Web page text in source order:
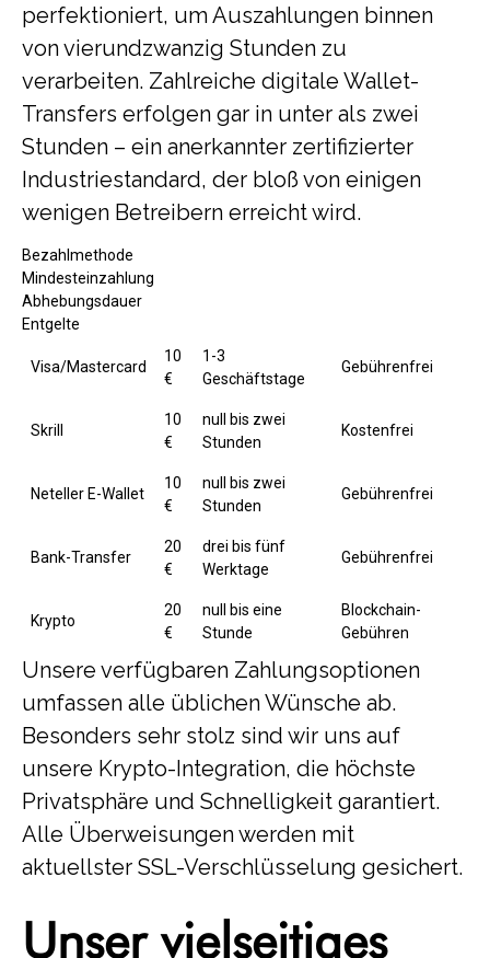
perfektioniert, um Auszahlungen binnen
von vierundzwanzig Stunden zu
verarbeiten. Zahlreiche digitale Wallet-
Transfers erfolgen gar in unter als zwei
Stunden – ein anerkannter zertifizierter
Industriestandard, der bloß von einigen
wenigen Betreibern erreicht wird.
Bezahlmethode
Mindesteinzahlung
Abhebungsdauer
Entgelte
Visa/Mastercard
10
€
1-3
Geschäftstage
Gebührenfrei
Skrill
10
€
null bis zwei
Stunden
Kostenfrei
Neteller E-Wallet
10
€
null bis zwei
Stunden
Gebührenfrei
Bank-Transfer
20
€
drei bis fünf
Werktage
Gebührenfrei
Krypto
20
€
null bis eine
Stunde
Blockchain-
Gebühren
Unsere verfügbaren Zahlungsoptionen
umfassen alle üblichen Wünsche ab.
Besonders sehr stolz sind wir uns auf
unsere Krypto-Integration, die höchste
Privatsphäre und Schnelligkeit garantiert.
Alle Überweisungen werden mit
aktuellster SSL-Verschlüsselung gesichert.
Unser vielseitiges